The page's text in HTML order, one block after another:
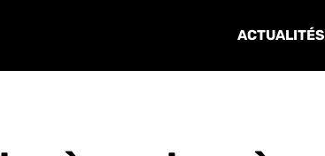
ACTUALITÉS